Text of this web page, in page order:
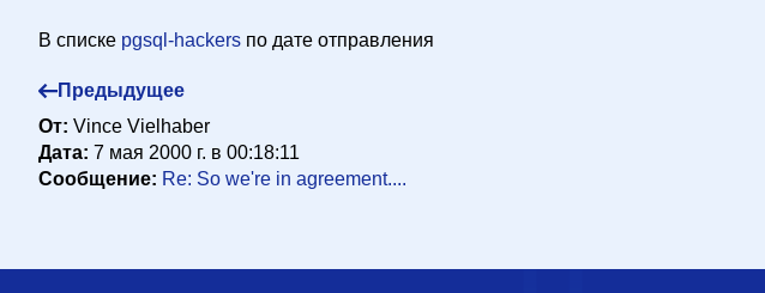
В списке pgsql-hackers по дате отправления
Предыдущее
От: Vince Vielhaber
Дата: 7 мая 2000 г. в 00:18:11
Сообщение: Re: So we're in agreement....